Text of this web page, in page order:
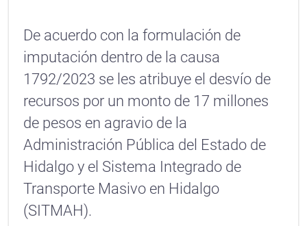
De acuerdo con la formulación de
imputación dentro de la causa
1792/2023 se les atribuye el desvío de
recursos por un monto de 17 millones
de pesos en agravio de la
Administración Pública del Estado de
Hidalgo y el Sistema Integrado de
Transporte Masivo en Hidalgo
(SITMAH).